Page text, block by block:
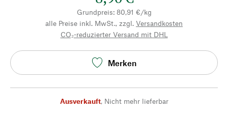
Grundpreis: 80,91 €/kg
alle Preise inkl. MwSt., zzgl. Versandkosten
CO₂-reduzierter Versand mit DHL
Merken
Ausverkauft, Nicht mehr lieferbar